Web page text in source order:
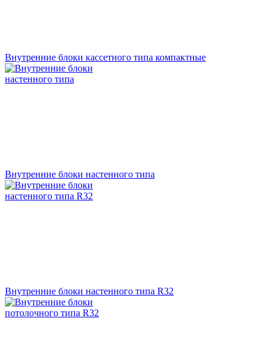
Внутренние блоки кассетного типа компактные
Внутренние блоки настенного типа
Внутренние блоки настенного типа R32